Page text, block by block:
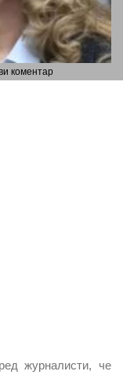
коментар
журналисти, че